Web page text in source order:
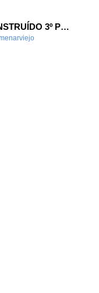
MATERIAL AUTOCONSTRUÍDO 3º PRIMARIA
-